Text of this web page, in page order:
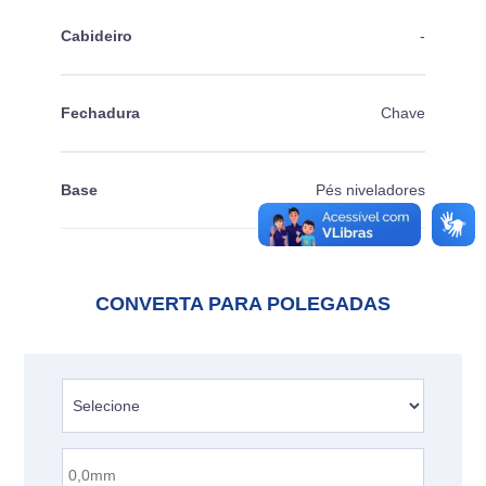
Cabideiro -
Fechadura Chave
Base Pés niveladores
CONVERTA PARA POLEGADAS